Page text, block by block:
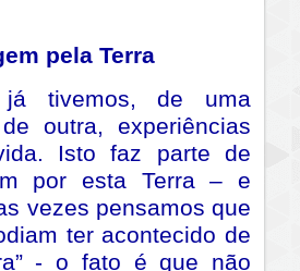
pela Terra
tivemos, de uma
outra, experiências
Isto faz parte de
por esta Terra – e
vezes pensamos que
ter acontecido de
- o fato é que não